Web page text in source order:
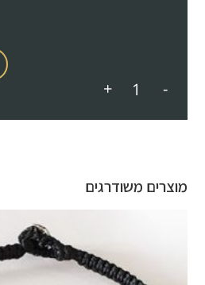
-
+
מוצרים משודרגים